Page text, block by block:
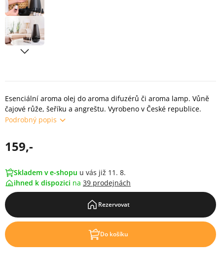
Esenciální aroma olej do aroma difuzérů či aroma lamp. Vůně
čajové růže, šeříku a angreštu. Vyrobeno v České republice.
Podrobný popis
159,-
Skladem v e-shopu u vás již 11. 8.
ihned k dispozici na 39 prodejnách
Rezervovat
Do košíku